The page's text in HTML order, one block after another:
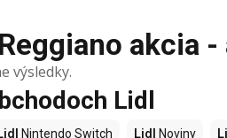
akcia
výsledky.
Lidl
Nintendo Switch Lidl Noviny